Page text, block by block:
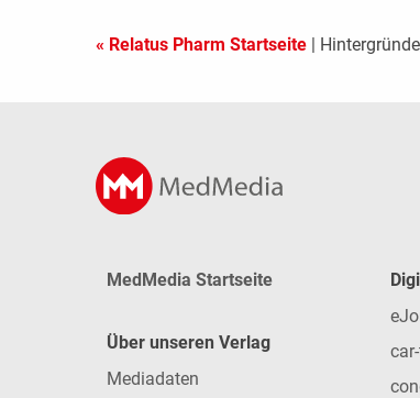
« Relatus Pharm Startseite |
MedMedia Startseite
Über unseren Verlag
Mediadaten